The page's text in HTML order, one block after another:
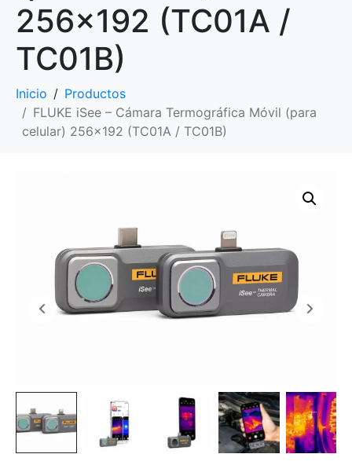
256×192 (TC01A /
TC01B)
Inicio
Productos
FLUKE iSee – Cámara Termográfica Móvil (para
celular) 256×192 (TC01A / TC01B)